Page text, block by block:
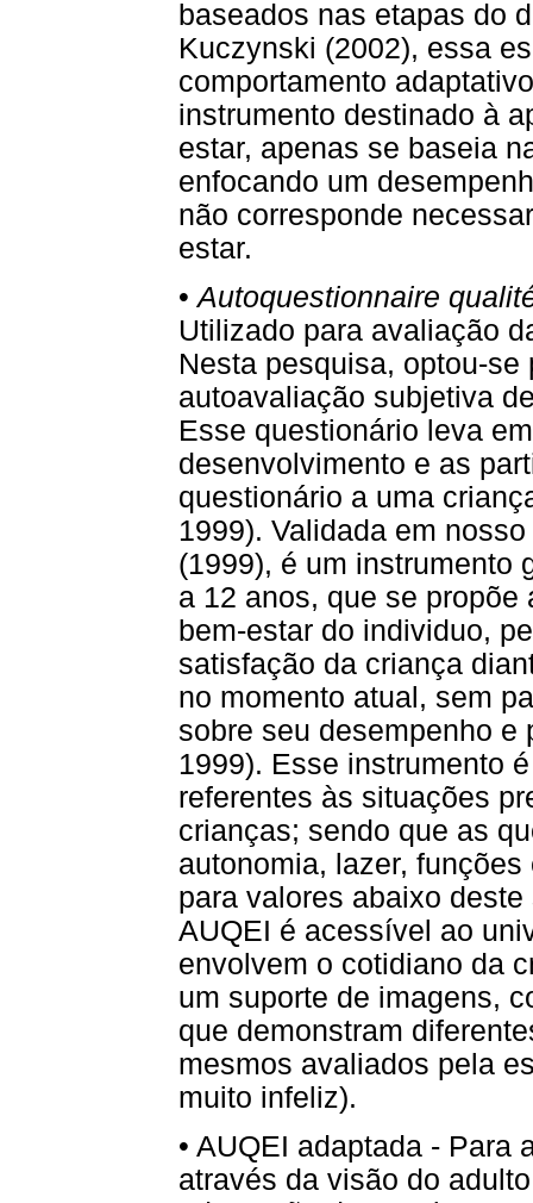
baseados nas etapas do
Kuczynski (2002), essa
comportamento
instrumento destinado à
estar, apenas se baseia
enfocando um
não corresponde
estar.
•Autoquestionnaire
Utilizado para avaliação
Nesta pesquisa, optou-
autoavaliação subjetiva
Esse questionário leva
desenvolvimento e as
questionário a uma
1999). Validada em
(1999), é um instrumento
a 12 anos, que se
bem-estar do individuo,
satisfação da criança
no momento atual, sem
sobre seu desempenho e
1999). Esse instrumento
referentes às situações
crianças; sendo que as
autonomia, lazer,
para valores abaixo
AUQEI é acessível ao
envolvem o cotidiano da
um suporte de imagens,
que demonstram
mesmos avaliados pela
muito infeliz).
• AUQEI adaptada - Para
através da visão do